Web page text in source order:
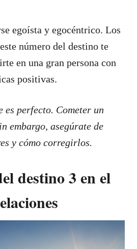
egoísta y egocéntrico. Los
número del destino te
en una gran persona con
positivas.
es perfecto. Cometer un
embargo, asegúrate de
y cómo corregirlos.
destino 3 en el